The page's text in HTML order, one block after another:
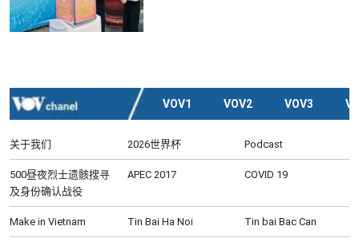
VOV1 VOV2 VOV3
关于我们 2026世界杯 Podcast
500昼夜烈士遗骸搜寻
及身份确认战役
APEC 2017 COVID 19
Make in Vietnam Tin Bai Ha Noi Tin bai Bac Can